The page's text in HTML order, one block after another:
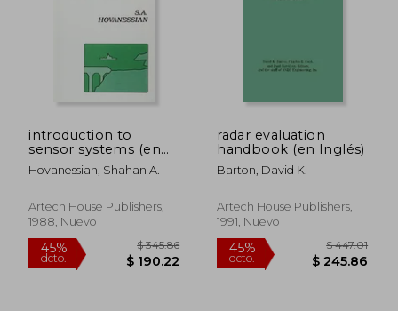
introduction to
sensor systems (en
Inglés)
Hovanessian, Shahan A.
Artech House Publishers,
1988, Nuevo
radar evaluation
handbook (en Inglés)
Barton, David K.
Artech House Publishers,
1991, Nuevo